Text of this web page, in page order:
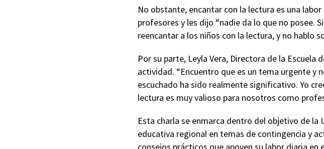
No obstante, encantar con la lectura es una
profesores y les dijo “nadie da lo que no posee.
reencantar a los niños con la lectura, y no hablo
Por su parte, Leyla Vera, Directora de la
actividad. “Encuentro que es un tema urgente y
escuchado ha sido realmente significativo. Yo
lectura es muy valioso para nosotros como
Esta charla se enmarca dentro del objetivo de la
educativa regional en temas de contingencia y